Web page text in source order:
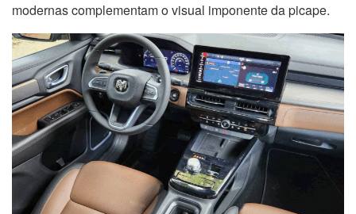
modernas complementam o visual imponente da picape.